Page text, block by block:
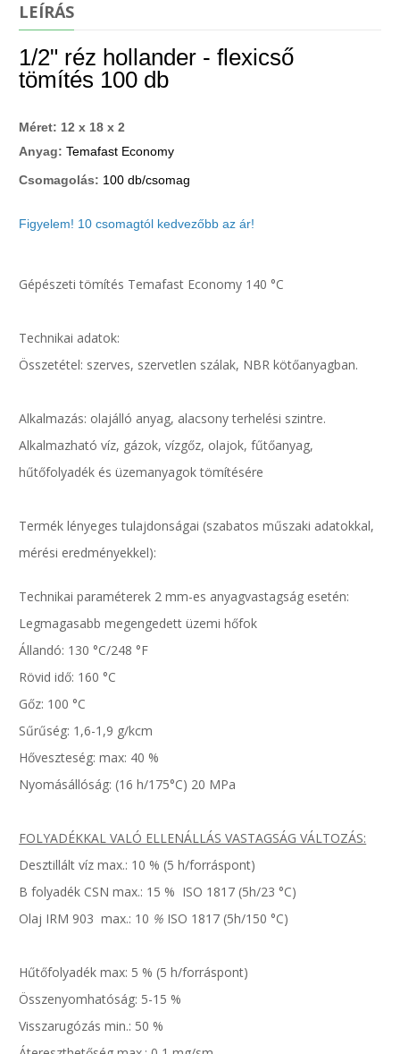
LEÍRÁS
1/2" réz hollander - flexicső
tömítés 100 db
Méret: 12 x 18 x 2
Anyag:Temafast Economy
Csomagolás: 100 db/csomag
Figyelem! 10 csomagtól kedvezőbb az ár!
Gépészeti tömítés Temafast Economy 140 °C
Technikai adatok:
Összetétel: szerves, szervetlen szálak, NBR kötőanyagban.
Alkalmazás: olajálló anyag, alacsony terhelési szintre.
Alkalmazható víz, gázok, vízgőz, olajok, fűtőanyag,
hűtőfolyadék és üzemanyagok tömítésére
Termék lényeges tulajdonságai (szabatos műszaki adatokkal,
mérési eredményekkel):
Technikai paraméterek 2 mm-es anyagvastagság esetén:
Legmagasabb megengedett üzemi hőfok
Állandó: 130 °C/248 °F
Rövid idő: 160 °C
Gőz: 100 °C
Sűrűség: 1,6-1,9 g/kcm
Hőveszteség: max: 40 %
Nyomásállóság: (16 h/175°C) 20 MPa
FOLYADÉKKAL VALÓ ELLENÁLLÁS VASTAGSÁG VÁLTOZÁS:
Desztillált víz max.: 10 % (5 h/forráspont)
B folyadék CSN max.: 15 % ISO 1817 (5h/23 °C)
Olaj IRM 903 max.: 10 % ISO 1817 (5h/150 °C)
Hűtőfolyadék max: 5 % (5 h/forráspont)
Összenyomhatóság: 5-15 %
Visszarugózás min.: 50 %